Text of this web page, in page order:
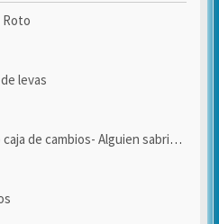
levas
de cambios- Alguien sabria decirme